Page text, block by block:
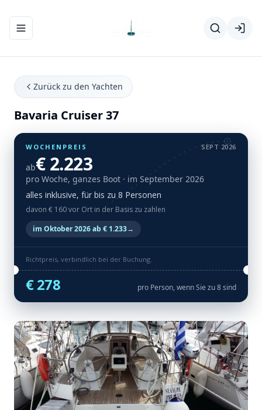
Navigationsmenü ein-/ausblenden
Zurück zu den Yachten
Bavaria Cruiser 37
WOCHENPREIS SEPT 2026
ab€ 2.223
pro Woche, ganzes Boot · im September 2026
alles inklusive, für bis zu 8 Personen
davon € 160 vor Ort in der Basis zu zahlen
im Oktober 2026 ab € 1.233→
Richtpreis, verbindlich bei der Buchung.
€ 278 pro Person, wenn Sie zu 8 sind